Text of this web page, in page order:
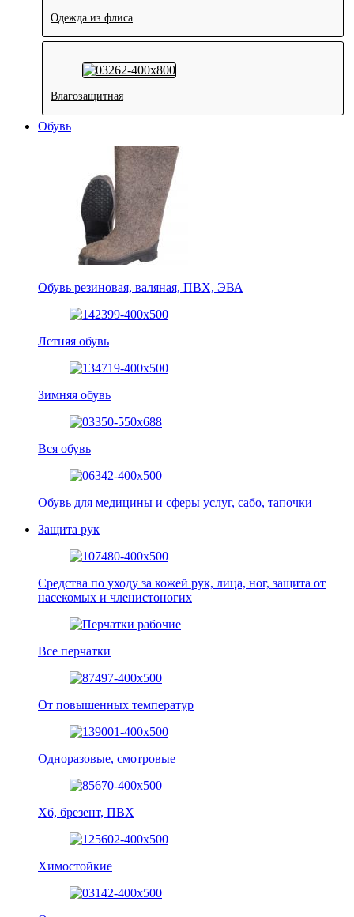
Одежда из флиса
Влагозащитная
Обувь
Обувь резиновая, валяная, ПВХ, ЭВА
Летняя обувь
Зимняя обувь
Вся обувь
Обувь для медицины и сферы услуг, сабо, тапочки
Защита рук
Средства по уходу за кожей рук, лица, ног, защита от
насекомых и членистоногих
Все перчатки
От повышенных температур
Одноразовые, смотровые
Хб, брезент, ПВХ
Химостойкие